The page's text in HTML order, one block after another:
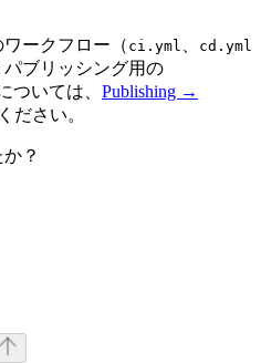
ークフロー（ ci.yml cd.yml
ブリッシング用の
ついては、 Publishing →
ださい。
？